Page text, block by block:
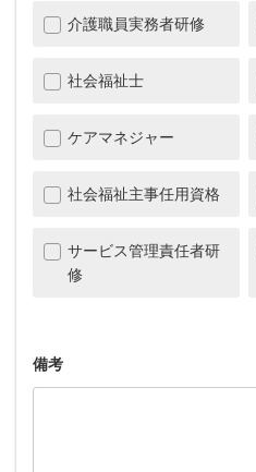
介護職員実務者研修
社会福祉士
ケアマネジャー
社会福祉主事任用資格
サービス管理責任者研
修
備考